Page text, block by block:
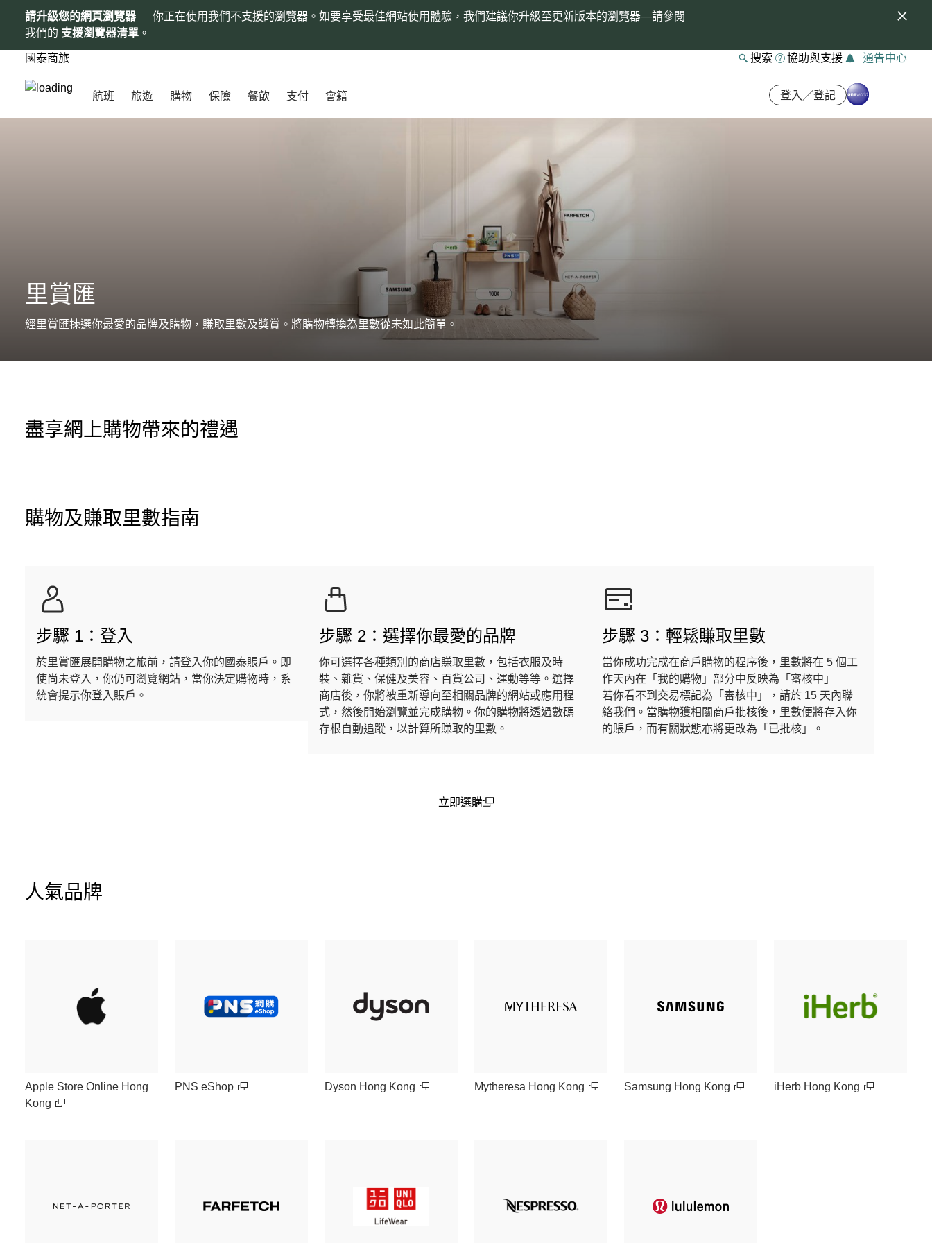
請升級您的網頁瀏覽器
你正在使用我們不支援的瀏覽器。如要享受最佳網站使用體驗，我們建議你升級至更新版本的瀏覽器—請參閱
我們的 支援瀏覽器清單 。
國泰商旅 搜索 協助與支援 通告中心
航班 旅遊 購物 保險 餐飲 支付 會籍 登入／登記
里賞匯
經里賞匯揀選你最愛的品牌及購物，賺取里數及獎賞。將購物轉換為里數從未如此簡單。
盡享網上購物帶來的禮遇
購物及賺取里數指南
步驟 1：登入
於里賞匯展開購物之旅前，請登入你的國泰賬戶。即
使尚未登入，你仍可瀏覽網站，當你決定購物時，系
統會提示你登入賬戶。
步驟 2：選擇你最愛的品牌
你可選擇各種類別的商店賺取里數，包括衣服及時
裝、雜貨、保健及美容、百貨公司、運動等等。選擇
商店後，你將被重新導向至相關品牌的網站或應用程
式，然後開始瀏覽並完成購物。你的購物將透過數碼
存根自動追蹤，以計算所賺取的里數。
步驟 3：輕鬆賺取里數
當你成功完成在商戶購物的程序後，里數將在 5 個工
作天內在「我的購物」部分中反映為「審核中」
若你看不到交易標記為「審核中」，請於 15 天內聯
絡我們。當購物獲相關商戶批核後，里數便將存入你
的賬戶，而有關狀態亦將更改為「已批核」。
立即選購
人氣品牌
Apple Store Online Hong
Kong
PNS eShop Dyson Hong Kong Mytheresa Hong Kong Samsung Hong Kong iHerb Hong Kong